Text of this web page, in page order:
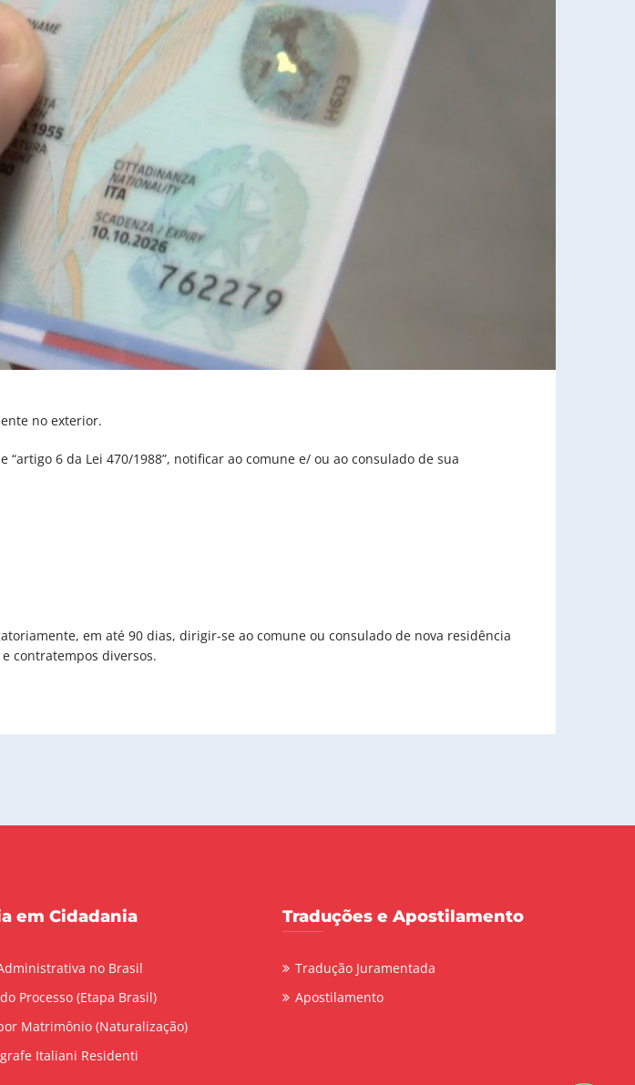
no exterior.
6 da Lei 470/1988”, notificar ao comune e/ ou ao consulado de sua
em até 90 dias, dirigir-se ao comune ou consulado de nova residência
contratempos diversos.
em Cidadania
no Brasil
Processo (Etapa Brasil)
Matrimônio (Naturalização)
Italiani Residenti
Traduções e Apostilamento
Tradução Juramentada
Apostilamento